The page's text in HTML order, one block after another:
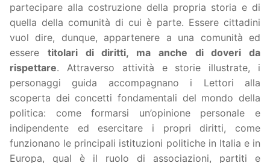
partecipare alla costruzione della propria storia e di
quella della comunità di cui è parte. Essere cittadini
vuol dire, dunque, appartenere a una comunità ed
essere titolari di diritti, ma anche di doveri da
rispettare. Attraverso attività e storie illustrate, i
personaggi guida accompagnano i Lettori alla
scoperta dei concetti fondamentali del mondo della
politica: come formarsi un’opinione personale e
indipendente ed esercitare i propri diritti, come
funzionano le principali istituzioni politiche in Italia e in
Europa, qual è il ruolo di associazioni, partiti e